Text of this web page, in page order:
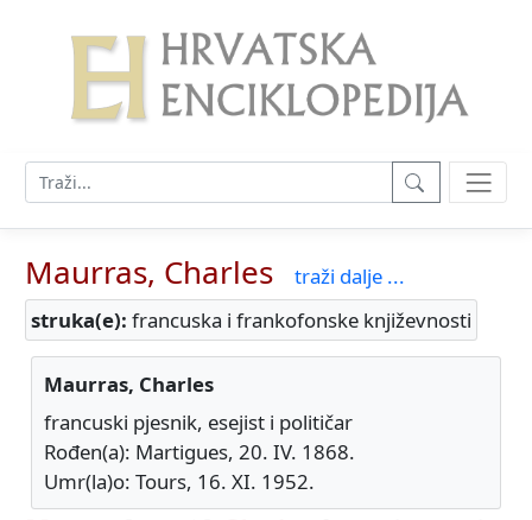
Maurras, Charles
traži dalje ...
struka(e): francuska i frankofonske književnosti
Maurras, Charles
francuski pjesnik, esejist i političar
Rođen(a): Martigues, 20. IV. 1868.
Umr(la)o: Tours, 16. XI. 1952.